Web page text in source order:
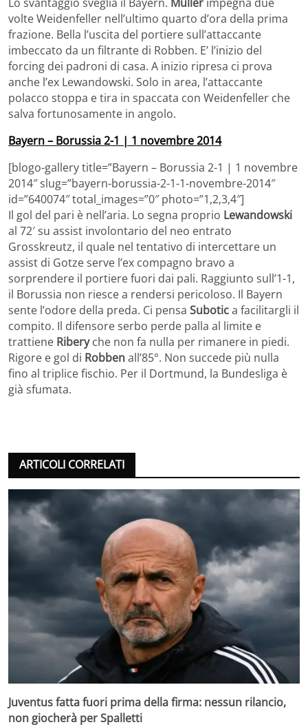
volte Weidenfeller nell’ultimo quarto d’ora della prima
frazione. Bella l’uscita del portiere sull’attaccante
imbeccato da un filtrante di Robben. E’ l’inizio del
forcing dei padroni di casa. A inizio ripresa ci prova
anche l’ex Lewandowski. Solo in area, l’attaccante
polacco stoppa e tira in spaccata con Weidenfeller che
salva fortunosamente in angolo.
Bayern – Borussia 2-1 | 1 novembre 2014
[blogo-gallery title=”Bayern – Borussia 2-1 | 1 novembre
2014″ slug=”bayern-borussia-2-1-1-novembre-2014″
id=”640074″ total_images=”0″ photo=”1,2,3,4″]
Il gol del pari è nell’aria. Lo segna proprio Lewandowski
al 72′ su assist involontario del neo entrato
Grosskreutz, il quale nel tentativo di intercettare un
assist di Gotze serve l’ex compagno bravo a
sorprendere il portiere fuori dai pali. Raggiunto sull’1-1,
il Borussia non riesce a rendersi pericoloso. Il Bayern
sente l’odore della preda. Ci pensa Subotica facilitargli il
compito. Il difensore serbo perde palla al limite e
trattiene Riberyche non fa nulla per rimanere in piedi.
Rigore e gol di Robbenall’85°. Non succede più nulla
fino al triplice fischio. Per il Dortmund, la Bundesliga è
già sfumata.
ARTICOLI CORRELATI
Juventus fatta fuori prima della firma: nessun rilancio,
non giocherà per Spalletti